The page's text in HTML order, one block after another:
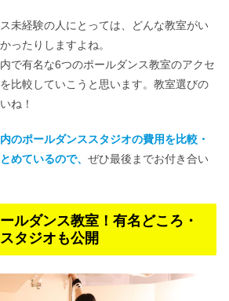
未経験の人にとっては、どんな教室がい
ったりしますよね。
で有名な6つのポールダンス教室のアクセ
比較していこうと思います。教室選びの
ね！
のポールダンススタジオの費用を比較・
めているので、 ぜひ最後までお付き合い
ルダンス教室！有名どころ・
タジオも公開